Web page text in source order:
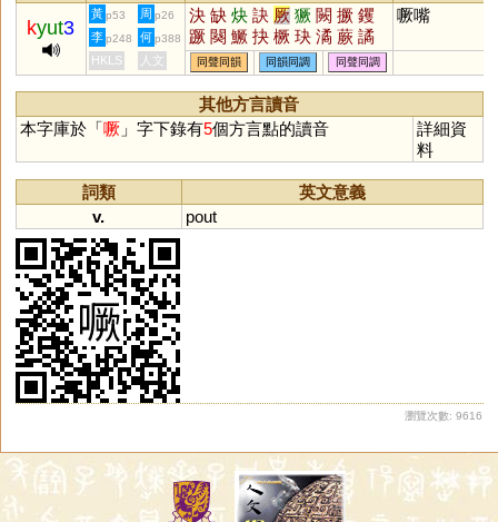
kyut3
黃 p53 周 p26 決 缺 炔 訣 厥 獗 闕 撅 钁
蹶 闋 鱖 抉 橛 玦 潏 蕨 譎
鴃 憰 觖 趹 鈌 蒛 駃 瘚 鵙
鐍 蟨 璚 芵 鶪 嶡 吷 僪 鷢
殌 赽 趉 蚗 泬 孓
噘嘴
李 p248 何 p388
HKLS 人文 同聲同韻 同韻同調 同聲同調
其他方言讀音
本字庫於「 噘 」字下錄有5個方言點的讀音
詳細資
料
詞類
英文意義
v.
pout
瀏覽次數: 9616